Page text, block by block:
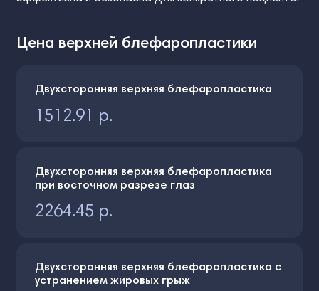
Цена верхней блефаропластики
Двухсторонняя верхняя блефаропластика
1512.91 р.
Двухсторонняя верхняя блефаропластика
при восточном разрезе глаз
2264.45 р.
Двухсторонняя верхняя блефаропластика с
устранением жировых грыж